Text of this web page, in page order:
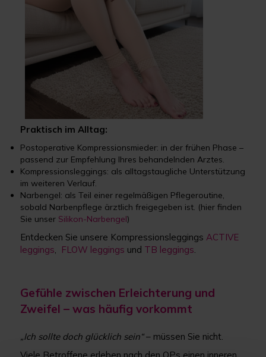
Praktisch im Alltag:
Postoperative Kompressionsmieder: in der frühen Phase –
passend zur Empfehlung Ihres behandelnden Arztes.
Kompressionsleggings: als alltagstaugliche Unterstützung
im weiteren Verlauf.
Narbengel: als Teil einer regelmäßigen Pflegeroutine,
sobald Narbenpflege ärztlich freigegeben ist. (hier finden
Sie unser Silikon-Narbengel)
Entdecken Sie unsere KompressionsleggingsACTIVE
leggings, FLOW leggings und TB leggings.
Gefühle zwischen Erleichterung und
Zweifel – was häufig vorkommt
„Ich sollte doch glücklich sein“– müssen Sie nicht.